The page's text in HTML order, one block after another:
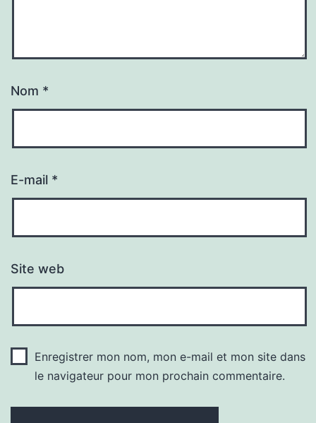
Nom *
E-mail *
Site web
Enregistrer mon nom, mon e-mail et mon site dans
le navigateur pour mon prochain commentaire.